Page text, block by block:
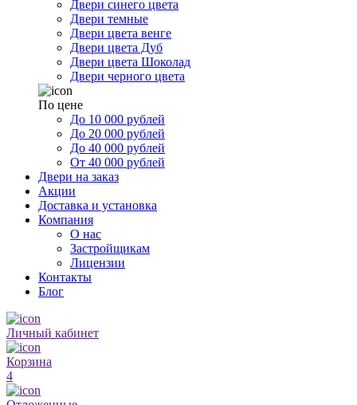
Двери синего цвета
Двери темные
Двери цвета венге
Двери цвета Дуб
Двери цвета Шоколад
Двери черного цвета
По цене
До 10 000 рублей
До 20 000 рублей
До 40 000 рублей
От 40 000 рублей
Двери на заказ
Акции
Доставка и установка
Компания
О нас
Застройщикам
Лицензии
Контакты
Блог
Личный кабинет
Корзина
4